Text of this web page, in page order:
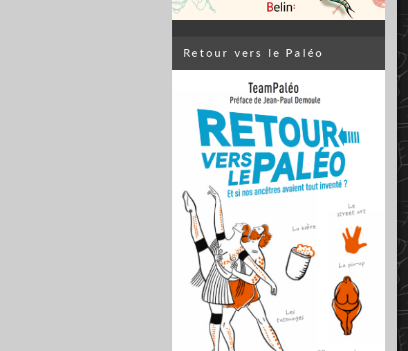
Retour vers le Paléo